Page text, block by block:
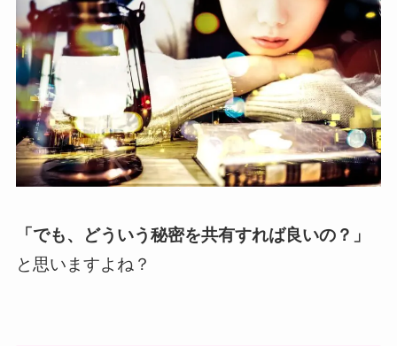
「でも、どういう秘密を共有すれば良いの？」
と思いますよね？